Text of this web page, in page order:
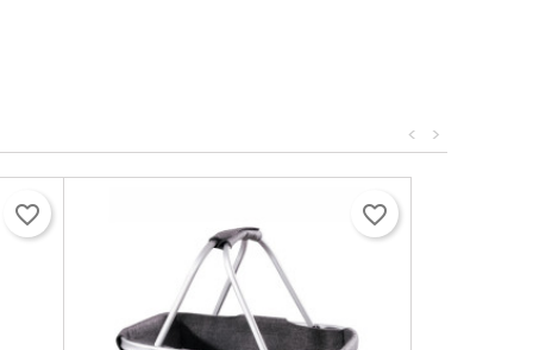
>
<
favorite_border favorite_border